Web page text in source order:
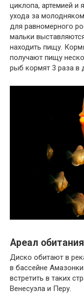
циклопа, артемией
ухода за
для равномерного
мальки
находить пищу.
получают пищу
рыб кормят 3 раза в
Ареал обитания
Диско обитают в
в бассейне
встретить в таких
Венесуэла и Перу.